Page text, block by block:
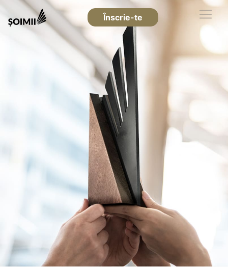
Înscrie-te